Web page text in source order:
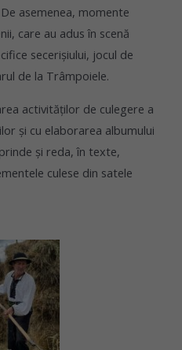
asemenea, momente
care au adus în scenă
secerișiului, jocul de
de la Trâmpoiele.
activităților de culegere a
și cu elaborarea albumului
și reda, în texte,
culese din satele